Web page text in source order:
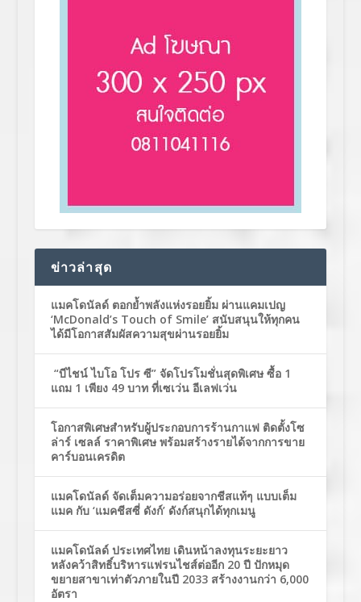
ข่าวล่าสุด
แมคโดนัลด์ ตอกย้ำพลังแห่งรอยยิ้ม ผ่านแคมเปญ
‘McDonald’s Touch of Smile’ สนับสนุนให้ทุกคน
ได้มีโอกาสสัมผัสความสุขผ่านรอยยิ้ม
“บีไชน์ ไบโอ โปร ซี” จัดโปรโมชั่นสุดพิเศษ ซื้อ 1
แถม 1 เพียง 49 บาท ที่เซเว่น อีเลฟเว่น
โอกาสพิเศษสำหรับผู้ประกอบการร้านกาแฟ ติดตั้งโซ
ล่าร์ เซลล์ ราคาพิเศษ พร้อมสร้างรายได้จากการขาย
คาร์บอนเครดิต
แมคโดนัลด์ จัดเต็มความอร่อยจากชีสแท้ๆ แบบเต็ม
แมค กับ ‘แมคชีสซี่ ดังก์’ ดังก์สนุกได้ทุกเมนู
แมคโดนัลด์ ประเทศไทย เดินหน้าลงทุนระยะยาว
หลังคว้าสิทธิ์บริหารแฟรนไชส์ต่ออีก 20 ปี ปักหมุด
ขยายสาขาเท่าตัวภายในปี 2033 สร้างงานกว่า 6,000
อัตรา